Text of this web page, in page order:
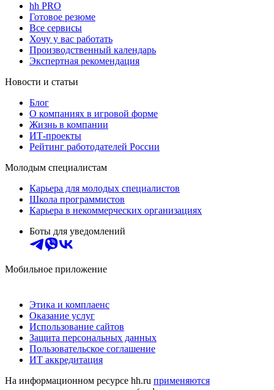
hh PRO
Готовое резюме
Все сервисы
Хочу у вас работать
Производственный календарь
Экспертная рекомендация
Новости и статьи
Блог
О компаниях в игровой форме
Жизнь в компании
ИТ-проекты
Рейтинг работодателей России
Молодым специалистам
Карьера для молодых специалистов
Школа программистов
Карьера в некоммерческих организациях
Боты для уведомлений
Мобильное приложение
Этика и комплаенс
Оказание услуг
Использование сайтов
Защита персональных данных
Пользовательское соглашение
ИТ аккредитация
На информационном ресурсе hh.ru применяются